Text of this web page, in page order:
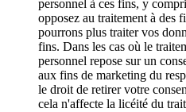
personnel à ces fins, y
opposez au traitement à des
pourrons plus traiter vos
fins. Dans les cas où le
personnel repose sur un
aux fins de marketing du
le droit de retirer votre
cela n'affecte la licéité du